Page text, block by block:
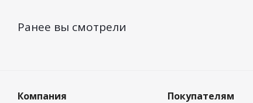
Ранее вы смотрели
Компания Покупателям